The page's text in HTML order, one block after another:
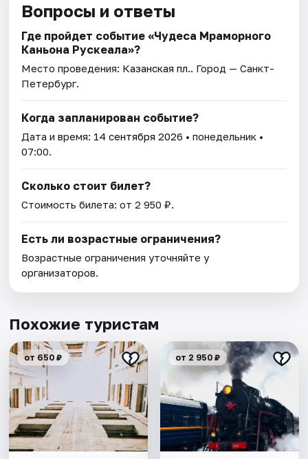
Вопросы и ответы
Где пройдет событие «Чудеса Мраморного
Каньона Рускеала»?
Место проведения: Казанская пл.. Город — Санкт-
Петербург.
Когда запланирован событие?
Дата и время: 14 сентября 2026 • понедельник •
07:00.
Сколько стоит билет?
Стоимость билета: от 2 950 ₽.
Есть ли возрастные ограничения?
Возрастные ограничения уточняйте у
организаторов.
Похожие туристам
от 650 ₽ от 2 950 ₽